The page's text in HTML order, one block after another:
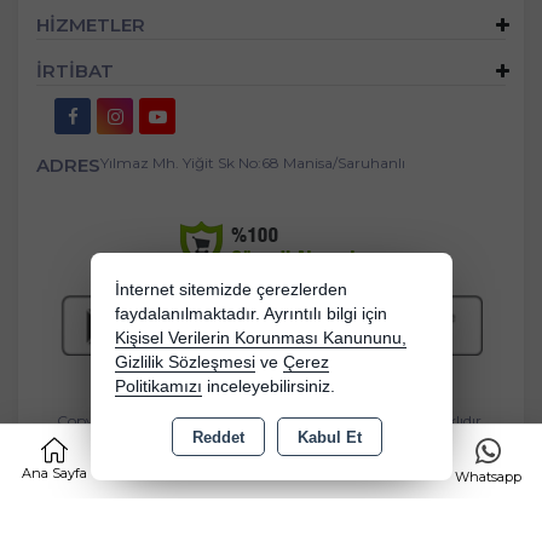
Ana Sayfa Whatsapp
HİZMETLER
İRTİBAT
ADRESYılmaz Mh. Yiğit Sk No:68 Manisa/Saruhanlı
Copyright 2026 bebekbeziburada.com - Tüm hakları saklıdır.
Kredi kartı bilgileriniz 256bit SSL sertifikası ile korunmaktadır.
İnternet sitemizde çerezlerden
faydalanılmaktadır. Ayrıntılı bilgi için
Kişisel Verilerin Korunması Kanununu,
Gizlilik Sözleşmesi ve Çerez
Politikamızı inceleyebilirsiniz.
Reddet Kabul Et